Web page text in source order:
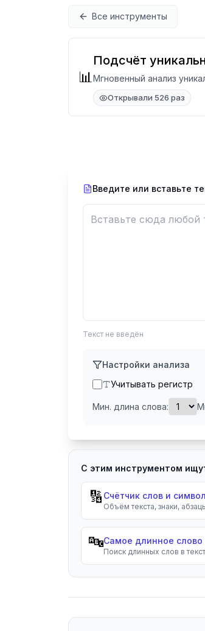
Все инструменты
📊
Подсчёт
Мгновенный анализ
Открывали 526 раз
Введите или вставьте
Текст не введён
Настройки анализа
Учитывать регистр
Мин. длина слова:
С этим инструментом
🔢 Счётчик слов и
Объём текста, знаки,
🔤Самое длинное слово
Поиск длинных слов в